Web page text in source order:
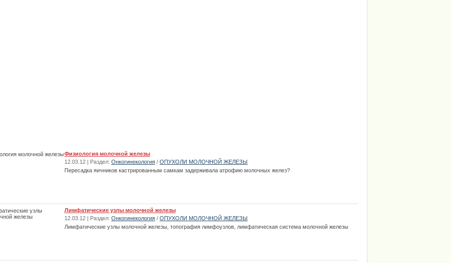
Физиология молочной железы
12.03.12 | Раздел: Онкогинекология / ОПУХОЛИ МОЛОЧНОЙ ЖЕЛЕЗЫ
Пересадка яичников кастрированным самкам задерживала атрофию молочных желез?
Лимфатические узлы молочной железы
12.03.12 | Раздел: Онкогинекология / ОПУХОЛИ МОЛОЧНОЙ ЖЕЛЕЗЫ
Лимфатические узлы молочной железы, топография лимфоузлов, лимфатическая система молочной железы